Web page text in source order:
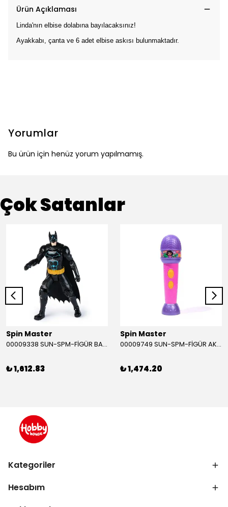
Ürün Açıklaması
Linda'nın elbise dolabına bayılacaksınız!
Ayakkabı, çanta ve 6 adet elbise askısı bulunmaktadır.
Yorumlar
Bu ürün için henüz yorum yapılmamış.
Çok Satanlar
Spin Master
00009338 SUN-SPM-FİGÜR BATMAN NİNJA STRIKE 30 CM. EXC.
₺ 1,612.83
Spin Master
00009749 SUN-SPM-FİGÜR AKS. DORA MİKROFON YAĞMUR ORMANI RİTMİ (DORA) SESLİ
₺ 1,474.20
Kategoriler
Hesabım